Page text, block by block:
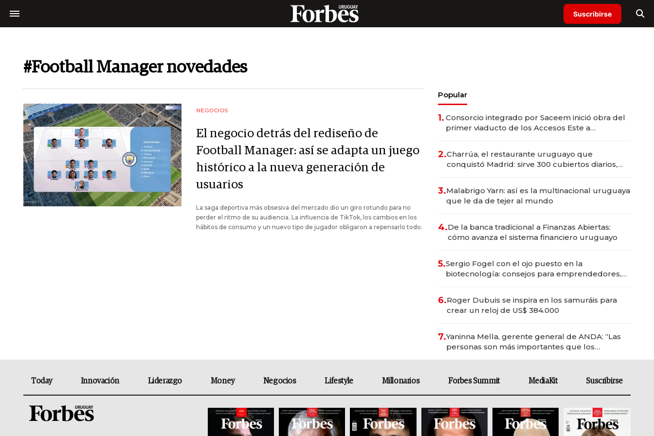
Suscribirse
#Football Manager novedades
NEGOCIOS
El negocio detrás del rediseño de
Football Manager: así se adapta un juego
histórico a la nueva generación de
usuarios
La saga deportiva más obsesiva del mercado dio un giro rotundo para no
perder el ritmo de su audiencia. La influencia de TikTok, los cambios en los
hábitos de consumo y un nuevo tipo de jugador obligaron a repensarlo todo.
Popular
1. Consorcio integrado por Saceem inició obra del
primer viaducto de los Accesos Este a
2.Charrúa, el restaurante uruguayo que
conquistó Madrid: sirve 300 cubiertos diarios,
3.Malabrigo Yarn: así es la multinacional uruguaya
que le da de tejer al mundo
4.De la banca tradicional a Finanzas Abiertas:
cómo avanza el sistema financiero uruguayo
5.Sergio Fogel con el ojo puesto en la
biotecnología: consejos para emprendedores,
6.Roger Dubuis se inspira en los samuráis para
crear un reloj de US$ 384.000
7.Yaninna Mella, gerente general de ANDA: “Las
personas son más importantes que los
Today Innovación Liderazgo Money Negocios Lifestyle Millonarios Forbes Summit MediaKit Suscribirse